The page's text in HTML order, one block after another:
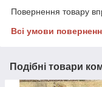
Повернення товару
Всі умови
Подібні товари